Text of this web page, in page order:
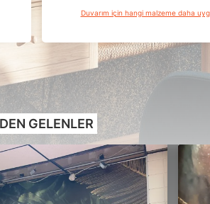
Duvarım için hangi malzeme daha
GELENLER